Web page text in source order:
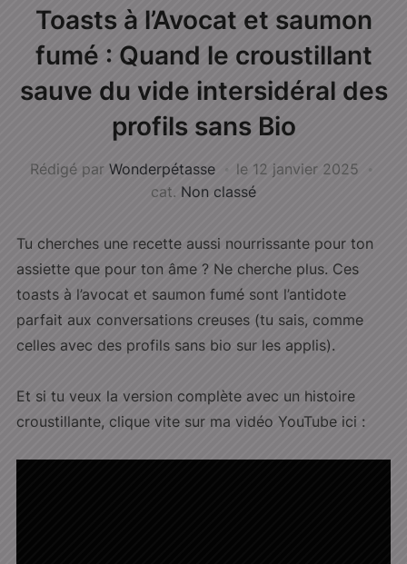
Toasts à l’Avocat et saumon
fumé : Quand le croustillant
sauve du vide intersidéral des
profils sans Bio
Rédigé par Wonderpétasse le 12 janvier 2025
cat. Non classé
Tu cherches une recette aussi nourrissante pour ton
assiette que pour ton âme ? Ne cherche plus. Ces
toasts à l’avocat et saumon fumé sont l’antidote
parfait aux conversations creuses (tu sais, comme
celles avec des profils sans bio sur les applis).
Et si tu veux la version complète avec un histoire
croustillante, clique vite sur ma vidéo YouTube ici :